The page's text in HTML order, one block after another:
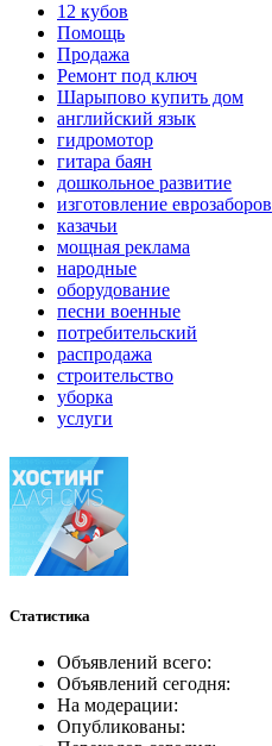
12 кубов
Помощь
Продажа
Ремонт под ключ
Шарыпово купить дом
английский язык
гидромотор
гитара баян
дошкольное развитие
изготовление еврозаборов
казачьи
мощная реклама
народные
оборудование
песни военные
потребительский
распродажа
строительство
уборка
услуги
Статистика
Объявлений всего:
Объявлений сегодня:
На модерации:
Опубликованы: